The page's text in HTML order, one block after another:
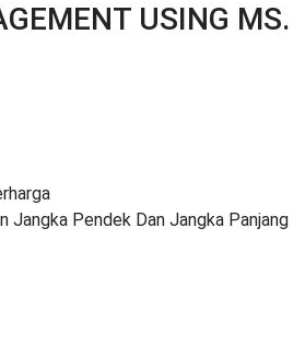
USING MS.
Jangka Pendek Dan Jangka Panjang